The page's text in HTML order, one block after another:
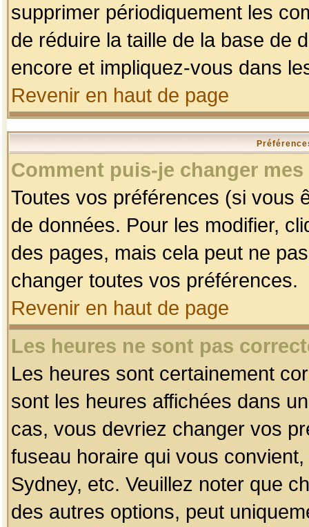
supprimer périodiquement les
de réduire la taille de la base de
encore et impliquez-vous dans
Revenir en haut de page
Comment puis-je changer
Toutes vos préférences (si vous
de données. Pour les modifier,
des pages, mais cela peut ne
changer toutes vos préférences.
Revenir en haut de page
Les heures ne sont pas
Les heures sont certainement
sont les heures affichées dans
cas, vous devriez changer vos
fuseau horaire qui vous
Sydney, etc. Veuillez noter que
des autres options, peut